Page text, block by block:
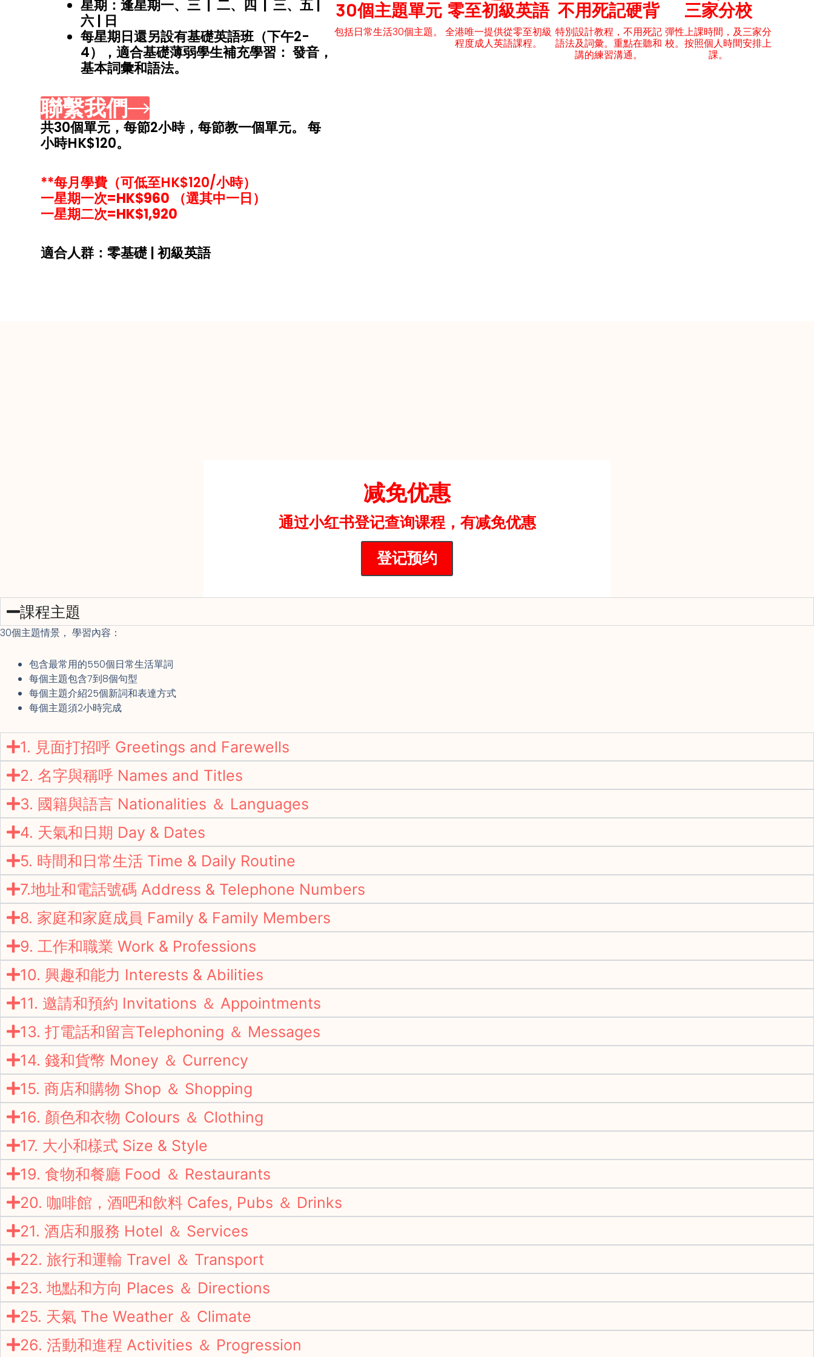
星期：逢星期一、三 | 二、四 | 三、五 |
六 | 日
每星期日還另設有基礎英語班（下午2-
4），適合基礎薄弱學生補充學習： 發音，
基本詞彙和語法。
聯繫我們
共30個單元，每節2小時，每節教一個單元。 每
小時HK$120。
**每月學費（可低至HK$120/小時）
一星期一次=HK$960 （選其中一日）
一星期二次=HK$1,920
適合人群：零基礎 | 初級英語
30個主題單元
包括日常生活30個主題。
零至初級英語
全港唯一提供從零至初級
程度成人英語課程。
不用死記硬背
特別設計教程，不用死記
語法及詞彙。重點在聽和
講的練習溝通。
三家分校
彈性上課時間，及三家分
校。按照個人時間安排上
課。
减免优惠
通过小红书登记查询课程，有减免优惠
登记预约
課程主題
30個主題情景， 學習內容：
包含最常用的550個日常生活單詞
每個主題包含7到8個句型
每個主題介紹25個新詞和表達方式
每個主題須2小時完成
1. 見面打招呼 Greetings and Farewells
2. 名字與稱呼 Names and Titles
3. 國籍與語言 Nationalities ＆ Languages
4. 天氣和日期 Day & Dates
5. 時間和日常生活 Time & Daily Routine
7.地址和電話號碼 Address & Telephone Numbers
8. 家庭和家庭成員 Family & Family Members
9. 工作和職業 Work & Professions
10. 興趣和能力 Interests & Abilities
11. 邀請和預約 Invitations ＆ Appointments
13. 打電話和留言Telephoning ＆ Messages
14. 錢和貨幣 Money ＆ Currency
15. 商店和購物 Shop ＆ Shopping
16. 顏色和衣物 Colours ＆ Clothing
17. 大小和樣式 Size & Style
19. 食物和餐廳 Food ＆ Restaurants
20. 咖啡館，酒吧和飲料 Cafes, Pubs ＆ Drinks
21. 酒店和服務 Hotel ＆ Services
22. 旅行和運輸 Travel ＆ Transport
23. 地點和方向 Places ＆ Directions
25. 天氣 The Weather ＆ Climate
26. 活動和進程 Activities ＆ Progression